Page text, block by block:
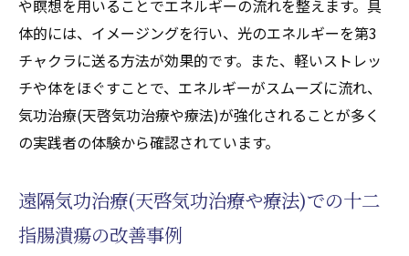
気功治療(天啓気功治療や療法)による免疫力
の強化
天啓気功治療や療法で活性化するクンダリ
ニーやチャクラエネルギーの流れを感じ取
る練習法
与える変化
遠隔での気功治療(天啓気功治療や療法)を通じ
や瞑想を用いることでエネルギーの流れを整えます。具
体的には、イメージングを行い、光のエネルギーを第3
チャクラに送る方法が効果的です。また、軽いストレッ
チや体をほぐすことで、エネルギーがスムーズに流れ、
気功治療(天啓気功治療や療法)が強化されることが多く
の実践者の体験から確認されています。
遠隔気功治療(天啓気功治療や療法)での十二
指腸潰瘍の改善事例